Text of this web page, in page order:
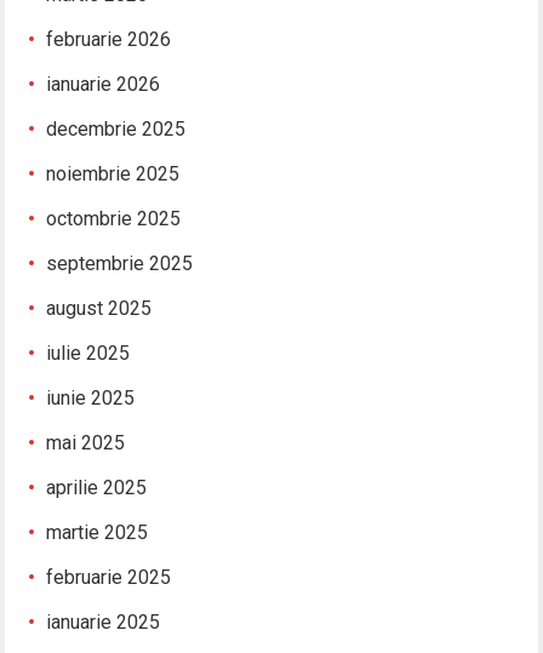
februarie 2026
ianuarie 2026
decembrie 2025
noiembrie 2025
octombrie 2025
septembrie 2025
august 2025
iulie 2025
iunie 2025
mai 2025
aprilie 2025
martie 2025
februarie 2025
ianuarie 2025